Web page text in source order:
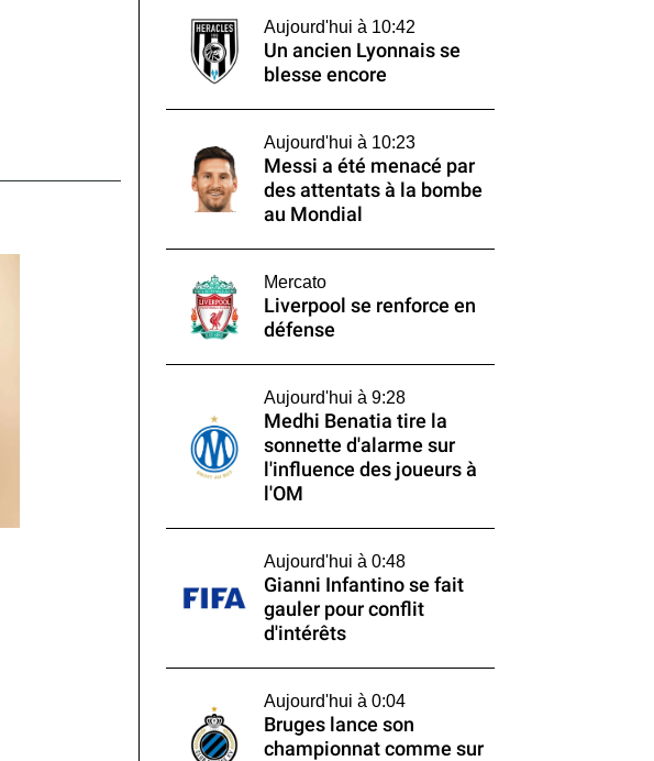
Aujourd'hui à 10:42
Un ancien Lyonnais se
blesse encore
Aujourd'hui à 10:23
Messi a été menacé par
des attentats à la bombe
au Mondial
Mercato
Liverpool se renforce en
défense
Aujourd'hui à 9:28
Medhi Benatia tire la
sonnette d'alarme sur
l'influence des joueurs à
l'OM
Aujourd'hui à 0:48
Gianni Infantino se fait
gauler pour conflit
d'intérêts
Aujourd'hui à 0:04
Bruges lance son
championnat comme sur